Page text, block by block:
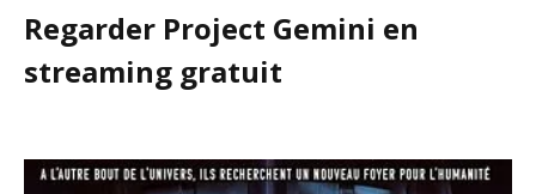
Regarder Project Gemini en
streaming gratuit